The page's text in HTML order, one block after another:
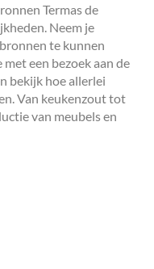
Termas de
Neem je
te kunnen
een bezoek aan de
bekijk hoe allerlei
Van keukenzout tot
van meubels en